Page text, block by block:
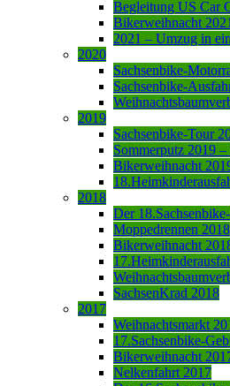
Begleitung US Car
Bikerweihnacht 2021
2021 – Umzug in
2020
Sachsenbike-
Sachsenbike-
2019
Sachsenbike-Tour
Sommerputz 2019
Bikerweihnacht
2018
Der
Moppedrennen 2018
Bikerweihnacht
SachsenKrad 2018
2017
Weihnachtsmarkt
17.Sachsenbike-
Bikerweihnacht
Nelkenfahrt 2017